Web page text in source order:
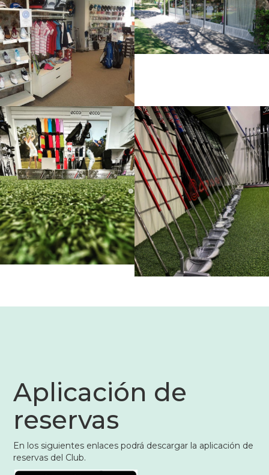
Aplicación de
reservas
En los siguientes enlaces podrá descargar la aplicación de
reservas del Club.